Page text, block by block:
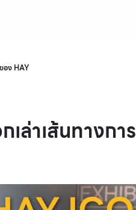
อง HAY
ล่าเส้นทางการ